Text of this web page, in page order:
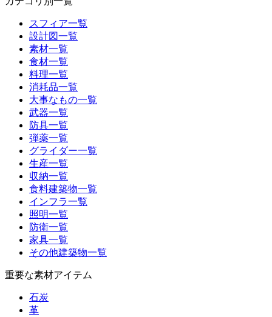
スフィア一覧
設計図一覧
素材一覧
食材一覧
料理一覧
消耗品一覧
大事なもの一覧
武器一覧
防具一覧
弾薬一覧
グライダー一覧
生産一覧
収納一覧
食料建築物一覧
インフラ一覧
照明一覧
防衛一覧
家具一覧
その他建築物一覧
重要な素材アイテム
石炭
革